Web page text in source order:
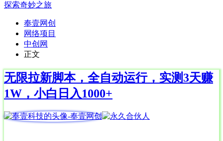
探索奇妙之旅
奉壹网创
网络项目
中创网
正文
无限拉新脚本，全自动运行，实测3天赚
1W，小白日入1000+